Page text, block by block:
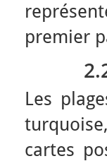
premier
2.2.
Les
cartes